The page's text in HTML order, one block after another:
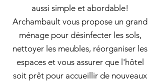
aussi simple et abordable!
Archambault vous propose un grand
ménage pour désinfecter les sols,
nettoyer les meubles, réorganiser les
espaces et vous assurer que l'hôtel
soit prêt pour accueillir de nouveaux